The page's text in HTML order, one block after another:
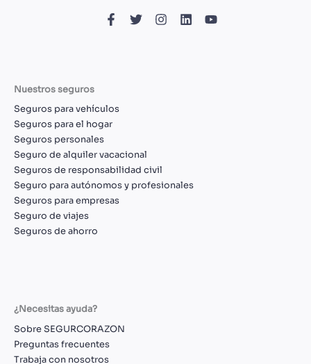
Nuestros seguros
Seguros para vehículos
Seguros para el hogar
Seguros personales
Seguro de alquiler vacacional
Seguros de responsabilidad civil
Seguro para autónomos y profesionales
Seguros para empresas
Seguro de viajes
Seguros de ahorro
¿Necesitas ayuda?
Sobre SEGURCORAZON
Preguntas frecuentes
Trabaja con nosotros